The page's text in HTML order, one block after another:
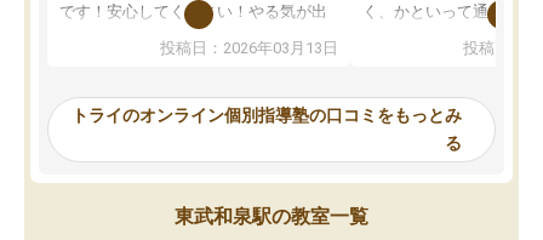
です！安心してください！やる気が出
ないのは私たち講師の責任です」と言
ってくださり、確かに！と考えて、思
ったんですが、学生の先生から学ぶこ
み、徐々に成績が上がったらいいなと
思っていました。何が今足りないのか
を的確に指導いただき、子どももびっ
くりするほど楽しんでやる気を持って
投稿日：2026年03月13日
く、かといって通うには
可能なので本当に助か
らないところをピンポイ
頂いて、とてもわかり
していました。一生を
スト、多少お金がかかっ
思い切って入塾してよか
投稿日：
トライのオンライン個別指導塾の口コミをもっとみ
る
東武和泉駅の教室一覧